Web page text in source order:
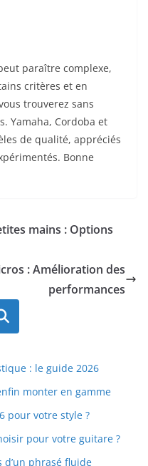
paraître complexe,⁢
critères et en
trouverez sans
⁤Yamaha, Cordoba‍ et
de‍ qualité, appréciés
Bonne
mains : Options
: Amélioration des
performances
: le guide 2026
monter en gamme
pour votre style ?
pour votre guitare ?
phrasé fluide